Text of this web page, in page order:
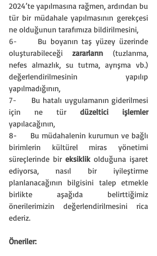
2024’te yapılmasına rağmen, ardından bu
tür bir müdahale yapılmasının gerekçesi
ne olduğunun tarafımıza bildirilmesini,
6- Bu boyanın taş yüzey üzerinde
oluşturabileceği zararların (tuzlanma,
nefes almazlık, su tutma, ayrışma vb.)
değerlendirilmesinin yapılıp
yapılmadığının,
7- Bu hatalı uygulamanın giderilmesi
için ne tür düzeltici işlemler
yapılacağının,
8-     Bu müdahalenin kurumun ve bağlı
birimlerin kültürel miras yönetimi
süreçlerinde bir eksiklik olduğuna işaret
ediyorsa, nasıl bir iyileştirme
planlanacağının bilgisini talep etmekle
birlikte aşağıda belirttiğimiz
önerilerimizin değerlendirilmesini rica
ederiz.
Öneriler: